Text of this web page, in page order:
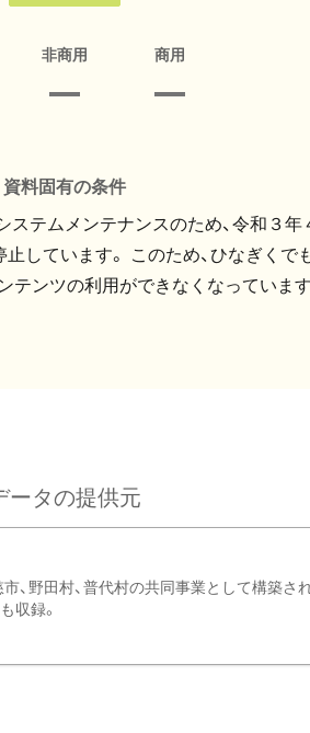
非商用 商用
資料固有の条件
ステムメンテナンスのため、令和３
しています。 このため、ひなぎくでも
テンツの利用ができなくなっています
ータの提供元
、野田村、普代村の共同事業として構築さ
収録。